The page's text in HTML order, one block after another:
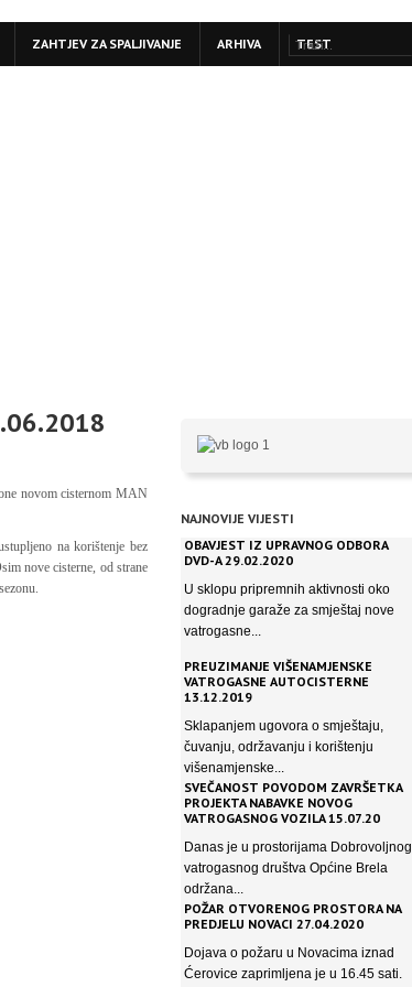
ZAHTJEV ZA SPALJIVANJE ARHIVA TEST
novom cisternom MAN
na korištenje bez
nove cisterne, od strane
NAJNOVIJE VIJESTI
OBAVJEST IZ UPRAVNOG ODBORA
DVD-A 29.02.2020
U sklopu pripremnih aktivnosti oko
dogradnje garaže za smještaj nove
vatrogasne...
PREUZIMANJE VIŠENAMJENSKE
VATROGASNE AUTOCISTERNE
13.12.2019
Sklapanjem ugovora o smještaju,
čuvanju, održavanju i korištenju
višenamjenske...
SVEČANOST POVODOM ZAVRŠETKA
PROJEKTA NABAVKE NOVOG
VATROGASNOG VOZILA 15.07.20
Danas je u prostorijama Dobrovoljnog
vatrogasnog društva Općine Brela
održana...
POŽAR OTVORENOG PROSTORA NA
PREDJELU NOVACI 27.04.2020
Dojava o požaru u Novacima iznad
Ćerovice zaprimljena je u 16.45 sati.